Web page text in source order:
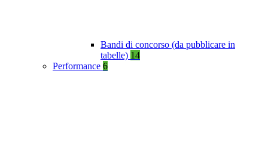
Bandi di concorso (da pubblicare in
tabelle) 14
Performance 6